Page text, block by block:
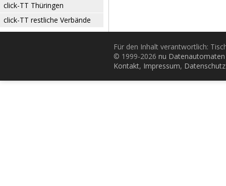
click-TT Thüringen
click-TT restliche Verbände
Für den Inhalt verantwortlich:
© 1999-2026 nu
Kontakt, Impressum, Datenschutz